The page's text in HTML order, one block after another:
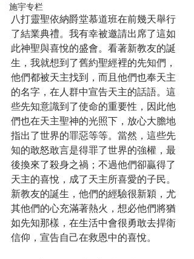
施宇专栏
八打靈聖依納爵堂慕道班在前幾天舉行
了結業典禮。我有幸被邀請出席了這如
此神聖與喜悅的盛會。看著新教友的誕
生，我就想到了舊約聖經裡的先知們，
他們都被天主找到，而且他們也奉天主
的名字，在人群中宣告天主的話語。這
些先知意識到了使命的重要性，因此他
們也在天主聖神的光照下，放心大膽地
指出了世界的罪惡等等。當然，這些先
知的敢怒敢言是得罪了世界的強權，最
後換來了殺身之禍；不過他們卻贏得了
天主的喜悅，成了天主所喜愛的子民。
新教友的誕生，他們的經驗很新穎，尤
其他們的心充滿著熱火，想必他們將猶
如先知那樣，在生活中會很勇敢去捍衛
信仰，宣告自己在救恩中的喜悅。